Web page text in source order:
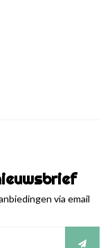
via email